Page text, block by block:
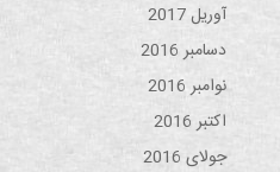
آوریل 2017
دسامبر 2016
نوامبر 2016
اکتبر 2016
جولای 2016